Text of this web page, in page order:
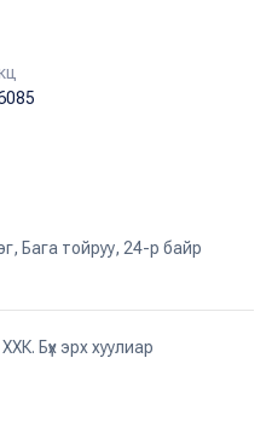
Бага тойруу, 24-р байр
Бүх эрх хуулиар